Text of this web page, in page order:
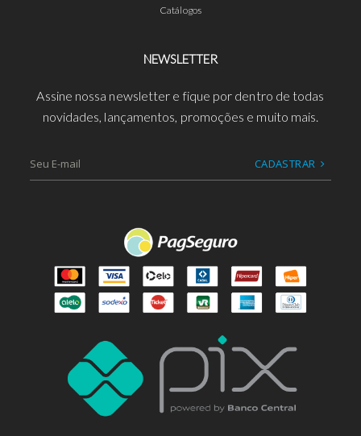
Catálogos
NEWSLETTER
Assine nossa newsletter e fique por dentro de todas
novidades, lançamentos, promoções e muito mais.
CADASTRAR